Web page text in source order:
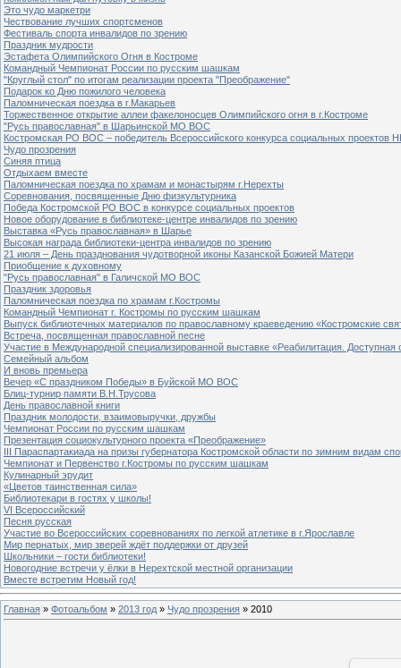
Это чудо маркетри
Чествование лучших спортсменов
Фестиваль спорта инвалидов по зрению
Праздник мудрости
Эстафета Олимпийского Огня в Костроме
Командный Чемпионат России по русским шашкам
"Круглый стол" по итогам реализации проекта "Преображение"
Подарок ко Дню пожилого человека
Паломническая поездка в г.Макарьев
Торжественное открытие аллеи факелоносцев Олимпийского огня в г.Костроме
"Русь православная" в Шарьинской МО ВОС
Костромская РО ВОС – победитель Всероссийского конкурса социальных проектов
Чудо прозрения
Синяя птица
Отдыхаем вместе
Паломническая поездка по храмам и монастырям г.Нерехты
Соревнования, посвященные Дню физкультурника
Победа Костромской РО ВОС в конкурсе социальных проектов
Новое оборудование в библиотеке-центре инвалидов по зрению
Выставка «Русь православная» в Шарье
Высокая награда библиотеки-центра инвалидов по зрению
21 июля – День празднования чудотворной иконы Казанской Божией Матери
Приобщение к духовному
"Русь православная" в Галичской МО ВОС
Праздник здоровья
Паломническая поездка по храмам г.Костромы
Командный Чемпионат г. Костромы по русским шашкам
Выпуск библиотечных материалов по православному краеведению «Костромские
Встреча, посвященная православной песне
Участие в Международной специализированной выставке «Реабилитация. Доступная
Семейный альбом
И вновь премьера
Вечер «С праздником Победы» в Буйской МО ВОС
Блиц-турнир памяти В.Н.Трусова
День православной книги
Праздник молодости, взаимовыручки, дружбы
Чемпионат России по русским шашкам
Презентация социокультурного проекта «Преображение»
III Параспартакиада на призы губернатора Костромской области по зимним видам
Чемпионат и Первенство г.Костромы по русским шашкам
Кулинарный эрудит
«Цветов таинственная сила»
Библиотекари в гостях у школы!
VI Всероссийский
Песня русская
Участие во Всероссийских соревнованиях по легкой атлетике в г.Ярославле
Мир пернатых, мир зверей ждёт поддержки от друзей
Школьники – гости библиотеки!
Новогодние встречи у ёлки в Нерехтской местной организации
Вместе встретим Новый год!
Главная » Фотоальбом » 2013 год » Чудо прозрения » 2010